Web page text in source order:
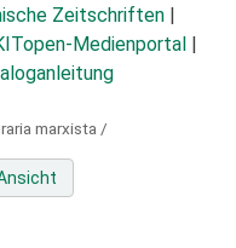
Zeitschriften
Medienportal
marxista /